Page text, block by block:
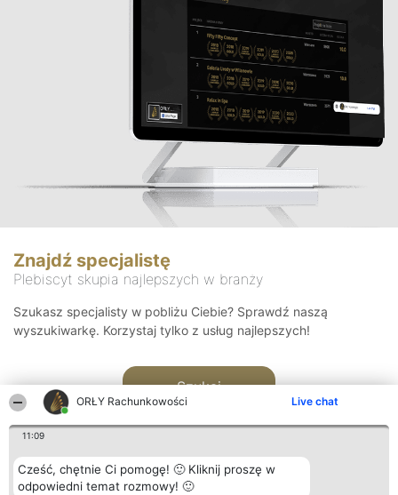
ORŁY Rachunkowości Live chat
11:09
Cześć, chętnie Ci pomogę! 🙂 Kliknij proszę w
odpowiedni temat rozmowy! 🙂
Znajdź specjalistę
Plebiscyt skupia najlepszych w branży
Szukasz specjalisty w pobliżu Ciebie? Sprawdź naszą
wyszukiwarkę. Korzystaj tylko z usług najlepszych!
Szukaj